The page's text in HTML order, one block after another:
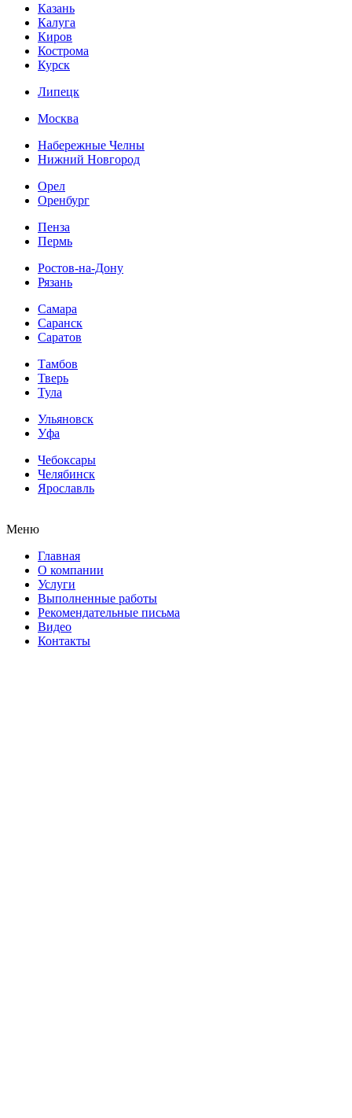
Казань
Калуга
Киров
Кострома
Курск
Липецк
Москва
Набережные Челны
Нижний Новгород
Орел
Оренбург
Пенза
Пермь
Ростов-на-Дону
Рязань
Самара
Саранск
Саратов
Тамбов
Тверь
Тула
Ульяновск
Уфа
Чебоксары
Челябинск
Ярославль
Меню
Главная
О компании
Услуги
Выполненные работы
Рекомендательные письма
Видео
Контакты